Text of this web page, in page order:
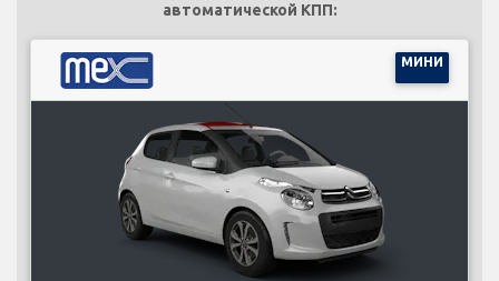
автоматической КПП:
МИНИ